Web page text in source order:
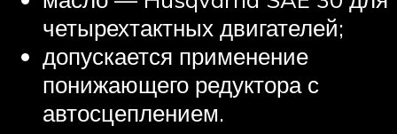
четырехтактных двигателей;
допускается применение
понижающего редуктора с
автосцеплением.